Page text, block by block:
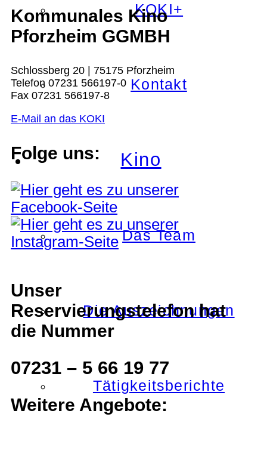
KOKI+
Kontakt
Kino
Das Team
Die Auszeichnungen
Tätigkeitsberichte
Kommunales Kino
Pforzheim GGMBH
Schlossberg 20 | 75175 Pforzheim
Telefon 07231 566197-0
Fax 07231 566197-8
E-Mail an das KOKI
Folge uns:
Unser
Reservierungstelefon hat
die Nummer
07231 – 5 66 19 77
Weitere Angebote: